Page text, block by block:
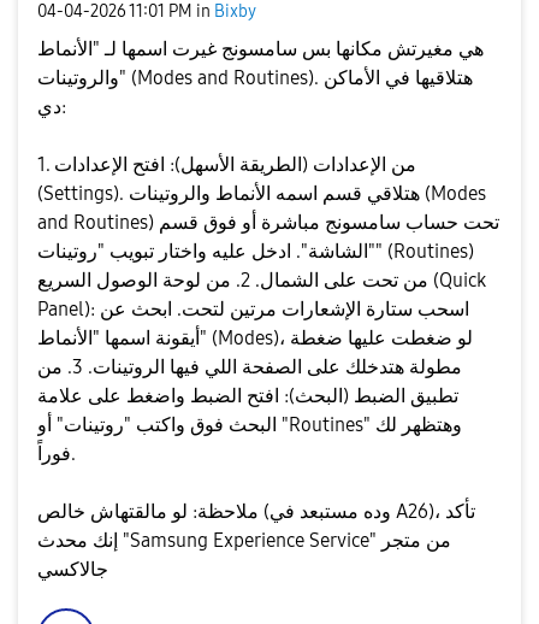
‎04-04-202611:01 PM in Bixby
هي مغيرتش مكانها بس سامسونج غيرت اسمها لـ "الأنماط
والروتينات" (Modes and Routines). هتلاقيها في الأماكن
دي:
​1. من الإعدادات (الطريقة الأسهل): ​افتح الإعدادات
(Settings). ​هتلاقي قسم اسمه الأنماط والروتينات (Modes
and Routines) تحت حساب سامسونج مباشرة أو فوق قسم
"الشاشة". ​ادخل عليه واختار تبويب "روتينات" (Routines)
من تحت على الشمال. ​2. من لوحة الوصول السريع (Quick
Panel): ​اسحب ستارة الإشعارات مرتين لتحت. ​ابحث عن
أيقونة اسمها "الأنماط" (Modes)، لو ضغطت عليها ضغطة
مطولة هتدخلك على الصفحة اللي فيها الروتينات. ​3. من
تطبيق الضبط (البحث): ​افتح الضبط واضغط على علامة
البحث فوق واكتب "روتينات" أو "Routines" وهتظهر لك
فوراً.
​ملاحظة: لو مالقتهاش خالص (وده مستبعد في A26)، تأكد
إنك محدث "Samsung Experience Service" من متجر
جالاكسي